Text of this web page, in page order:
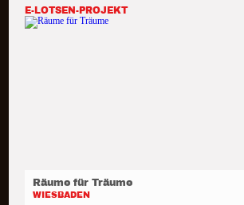
E-LOTSEN-PROJEKT
Räume für Träume
WIESBADEN